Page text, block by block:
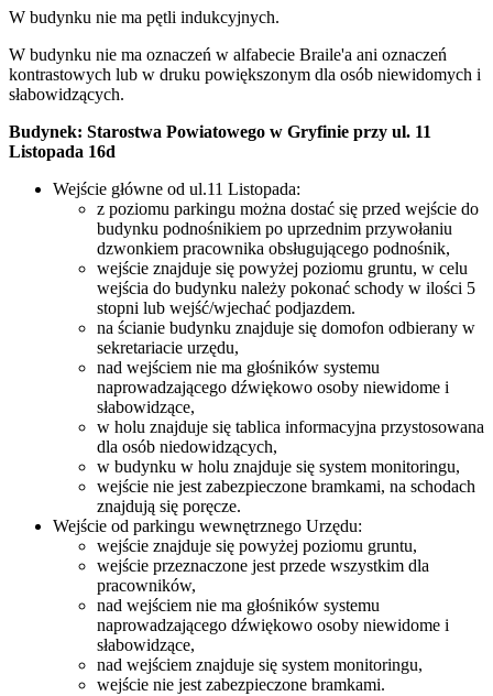
W budynku nie ma pętli indukcyjnych.
W budynku nie ma oznaczeń w alfabecie Braile'a ani oznaczeń
kontrastowych lub w druku powiększonym dla osób niewidomych i
słabowidzących.
Budynek: Starostwa Powiatowego w Gryfinie przy ul. 11
Listopada 16d
Wejście główne od ul.11 Listopada:
z poziomu parkingu można dostać się przed wejście do
budynku podnośnikiem po uprzednim przywołaniu
dzwonkiem pracownika obsługującego podnośnik,
wejście znajduje się powyżej poziomu gruntu, w celu
wejścia do budynku należy pokonać schody w ilości 5
stopni lub wejść/wjechać podjazdem.
na ścianie budynku znajduje się domofon odbierany w
sekretariacie urzędu,
nad wejściem nie ma głośników systemu
naprowadzającego dźwiękowo osoby niewidome i
słabowidzące,
w holu znajduje się tablica informacyjna przystosowana
dla osób niedowidzących,
w budynku w holu znajduje się system monitoringu,
wejście nie jest zabezpieczone bramkami, na schodach
znajdują się poręcze.
Wejście od parkingu wewnętrznego Urzędu:
wejście znajduje się powyżej poziomu gruntu,
wejście przeznaczone jest przede wszystkim dla
pracowników,
nad wejściem nie ma głośników systemu
naprowadzającego dźwiękowo osoby niewidome i
słabowidzące,
nad wejściem znajduje się system monitoringu,
wejście nie jest zabezpieczone bramkami.